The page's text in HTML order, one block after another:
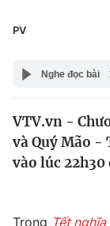
Pháp luật
Y tế
Thế giới
Tin tức
Câu chuyện
Kinh tế
Dữ liệu và đời
PV
Nghe đọc bài
VTV.vn -
và Quý Mão -
vào lúc
Trong Tết